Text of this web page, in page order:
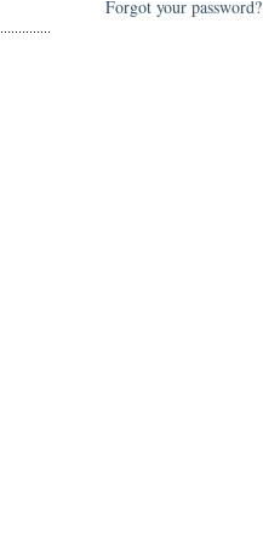
Forgot your password?